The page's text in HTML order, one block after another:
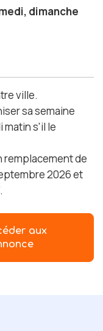
dimanche
ville.
sa semaine
matin s'il le
remplacement de
2026 et
aux